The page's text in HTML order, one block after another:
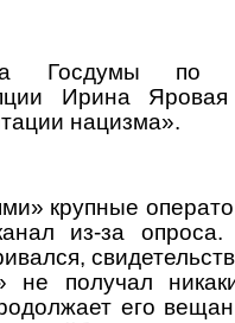
Госдумы по
Ирина
нацизма».
крупные
из-за
не получал
его